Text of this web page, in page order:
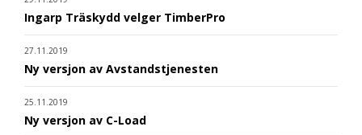
Ingarp Träskydd velger TimberPro
27.11.2019
Ny versjon av Avstandstjenesten
25.11.2019
Ny versjon av C-Load